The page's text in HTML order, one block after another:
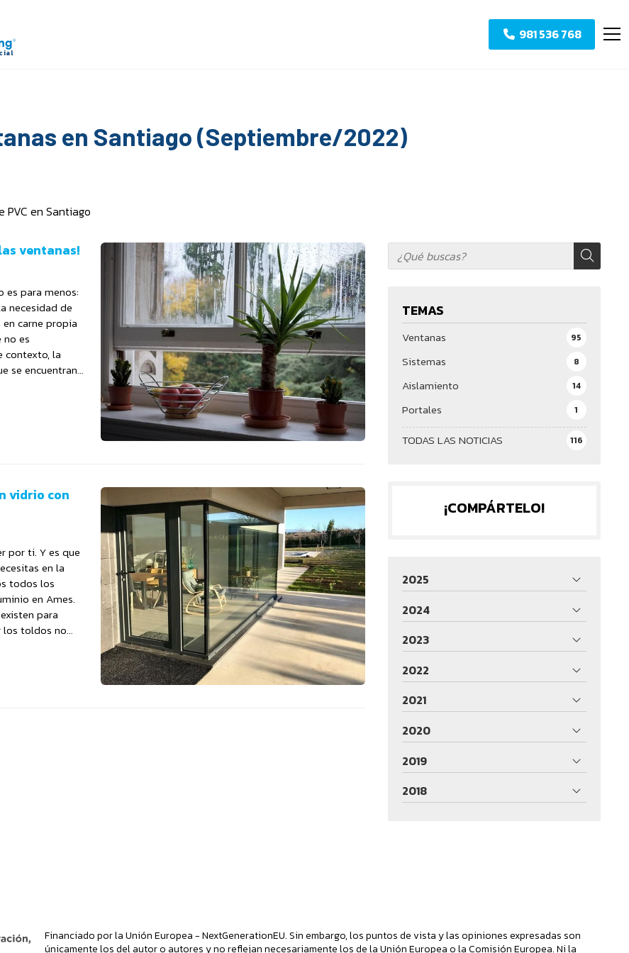
981 536 768
en Santiago (Septiembre/2022)
en Santiago
TEMAS
TODAS LAS NOTICIAS 116
Ventanas 95
Sistemas 8
Aislamiento 14
Portales 1
ventanas!
para menos:
necesidad de
carne propia
es
contexto, la
se encuentran
vidrio con
por ti. Y es que
en la
todos los
en Ames.
para
los toldos no
¡COMPÁRTELO!
2025
2024
2023
2022
2021
2020
2019
2018
Financiado por la Unión Europea - NextGenerationEU. Sin embargo, los puntos de vista y las opiniones expresadas son
únicamente los del autor o autores y no reflejan necesariamente los de la Unión Europea o la Comisión Europea. Ni la